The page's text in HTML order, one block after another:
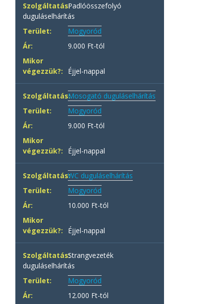
Padlóösszefolyó
duguláselhárítás
Mogyoród
9.000 Ft-tól
Éjjel-nappal
Mosogató duguláselhárítás
Mogyoród
9.000 Ft-tól
Éjjel-nappal
WC duguláselhárítás
Mogyoród
10.000 Ft-tól
Éjjel-nappal
Strangvezeték
duguláselhárítás
Mogyoród
12.000 Ft-tól